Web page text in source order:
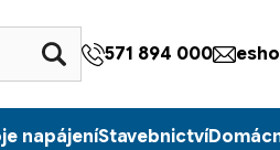
571 894 000
napájeníStavebnictví